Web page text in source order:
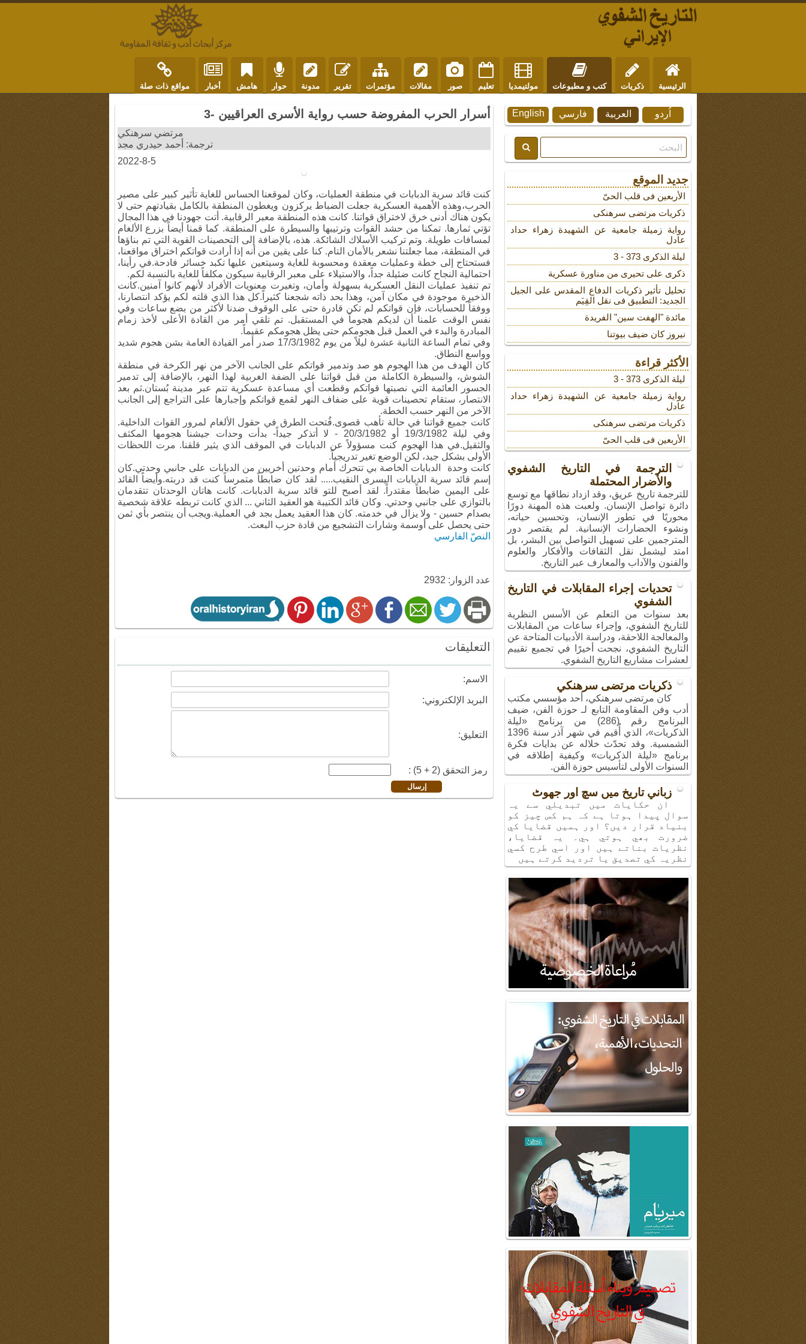
الرئيسية ذكريات كتب و مطبوعات مولتيمديا تعليم صور مقالات مؤتمرات تقرير مدونة حوار هامش أخبار مواقع ذات صلة
أسرار الحرب المفروضة حسب رواية الأسرى العراقيين -3
مرتضي سرهنكي
ترجمة: أحمد حيدري مجد
2022-8-5
كنت قائد سرية الدبابات في منطقة العمليات، وكان لموقعنا الحساس للغاية تأثير كبير على مصير
الحرب،وهذه الأهمية العسكرية جعلت الضباط يركزون ويغطون المنطقة بالكامل بقيادتهم حتى لا
يكون هناك أدنى خرق لاختراق قواتنا. كانت هذه المنطقة معبر الرقابية. أتت جهودنا في هذا المجال
تؤتي ثمارها. تمكنا من حشد القوات وترتيبها والسيطرة على المنطقة. كما قمنا أيضاً بزرع الألغام
لمسافات طويلة. وتم تركيب الأسلاك الشائكة. هذه، بالإضافة إلى التحصينات القوية التي تم بناؤها
في المنطقة، مما جعلتنا نشعر بالأمان التام. كنا على يقين من أنه إذا أرادت قواتكم اختراق مواقعنا،
فستحتاج إلى خطة وعمليات معقدة ومحسوبة للغاية وسيتعين عليها تكبد خسائر فادحة.في رأينا،
احتمالية النجاح كانت ضئيلة جداً، والاستيلاء على معبر الرقابية سيكون مكلفاً للغاية بالنسبة لكم.
تم تنفيذ عمليات النقل العسكرية بسهولة وأمان، وتغيرت معنويات الأفراد لأنهم كانوا آمنين.كانت
الذخيرة موجودة في مكان آمن، وهذا بحد ذاته شجعنا كثيراً.كل هذا الذي قلته لكم يؤكد انتصارنا،
ووفقاً للحسابات، فإن قواتكم لم تكن قادرة حتى على الوقوف ضدنا لأكثر من بضع ساعات وفي
نفس الوقت علمنا أن لديكم هجوماً في المستقبل. تم تلقي أمر من القادة الأعلى لأخذ زمام
المبادرة والبدء في العمل قبل هجومكم حتى يظل هجومكم عقيماً.
وفي تمام الساعة الثانية عشرة ليلاً من يوم 17/3/1982 صدر أمر القيادة العامة بشن هجوم شديد
وواسع النطاق.
كان الهدف من هذا الهجوم هو صد وتدمير قواتكم على الجانب الآخر من نهر الكرخة في منطقة
الشوش، والسيطرة الكاملة من قبل قواتنا على الضفة الغربية لهذا النهر، بالإضافة إلى تدمير
الجسور العائمة التي نصبتها قواتكم وقطعت أي مساعدة عسكرية تتم عبر مدينة بُستان.ثم بعد
الانتصار، ستقام تحصينات قوية على ضفاف النهر لقمع قواتكم وإجبارها على التراجع إلى الجانب
الآخر من النهر حسب الخطة.
كانت جميع قواتنا في حالة تأهب قصوى.فُتحت الطرق في حقول الألغام لمرور القوات الداخلية.
وفي ليلة 19/3/1982 أو 20/3/1982 - لا أتذكر جيداً- بدأت وحدات جيشنا هجومها المكثف
والثقيل.في هذا الهجوم كنت مسؤولاً عن الدبابات في الموقف الذي يثير قلقنا. مرت اللحظات
الأولى بشكل جيد، لكن الوضع تغير تدريجياً.
كانت وحدة الدبابات الخاصة بي تتحرك أمام وحدتين أخريين من الدبابات على جانبي وحدتي.كان
إسم قائد سرية الدبابات اليسرى النقيب..... لقد كان ضابطاً متمرساً كنت قد دربته.وأيضاً القائد
على اليمين ضابطاً مقتدراً. لقد أصبح للتو قائد سرية الدبابات. كانت هاتان الوحدتان تتقدمان
بالتوازي على جانبي وحدتي. وكان قائد الكتيبة هو العقيد الثاني ... الذي كانت تربطه علاقة شخصية
بصدام حسين - ولا يزال في خدمته. كان هذا العقيد يعمل بجد في العملية.ويجب أن ينتصر بأي ثمن
حتى يحصل على أوسمة وشارات التشجيع من قادة حزب البعث.
النصّ الفارسي
عدد الزوار: 2932
التعليقات
الاسم:
البريد الإلكتروني:
التعليق:
رمز التحقق (2 + 5) :
English فارسي العربية اُردو
جديد الموقع
الأربعین فی قلب الحیّ
ذکریات مرتضى سرهنکی
روایة زمیلة جامعیة عن الشهیدة زهراء حداد
عادل
لیلة الذکرى 373 - 3
ذکری علی تحیری من مناورة عسکریة
تحلیل تأثیر ذکریات الدفاع المقدس على الجیل
الجدید: التطبیق فی نقل القِیَم
مائدة "الهفت سین" الفریدة
نیروز کان ضیف بیوتنا
الأكثر قراءة
لیلة الذکرى 373 - 3
روایة زمیلة جامعیة عن الشهیدة زهراء حداد
عادل
ذکریات مرتضى سرهنکی
الأربعین فی قلب الحیّ
الترجمة في التاريخ الشفوي
والأضرار المحتملة
للترجمة تاريخ عريق، وقد ازداد نطاقها مع توسع
دائرة تواصل الإنسان. ولعبت هذه المهنة دورًا
محوريًا في تطور الإنسان، وتحسين حياته،
ونشوء الحضارات الإنسانية. لم يقتصر دور
المترجمين على تسهيل التواصل بين البشر، بل
امتد ليشمل نقل الثقافات والأفكار والعلوم
والفنون والآداب والمعارف عبر التاريخ.
تحديات إجراء المقابلات في التاريخ
الشفوي
بعد سنوات من التعلم عن الأسس النظرية
للتاريخ الشفوي، وإجراء ساعات من المقابلات
والمعالجة اللاحقة، ودراسة الأدبيات المتاحة عن
التاريخ الشفوي، نجحت أخيرًا في تجميع تقييم
لعشرات مشاريع التاريخ الشفوي.
ذكريات مرتضى سرهنكي
كان مرتضى سرهنكي، أحد مؤسسي مكتب
أدب وفن المقاومة التابع لـ حوزة الفن، ضيف
البرنامج رقم (286) من برنامج «ليلة
الذكريات»، الذي أُقيم في شهر آذر سنة 1396
الشمسية. وقد تحدّث خلاله عن بدايات فكرة
برنامج «ليلة الذكريات» وكيفية إطلاقه في
السنوات الأولى لتأسيس حوزة الفن.
زباني تاريخ ميں سچ اور جھوٹ
ان حكايات ميں تبديلي سے يہ
سوال پيدا ہوتا ہے كہ ہم كس چيز كو
بنياد قرار ديں؟ اور ہميں قضايا كي
ضرورت بھي ہوتي ہي۔ يہ قضايا،
نظريات بناتے ہيں اور اسي طرح كسي
نظريہ كي تصديق يا ترديد كرتے ہيں